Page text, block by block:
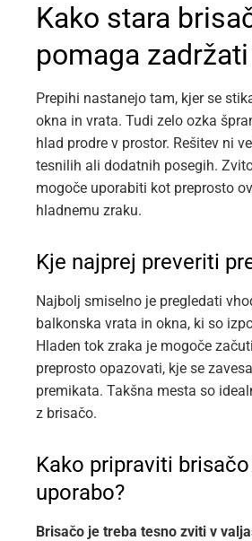
Kako stara
pomaga
Prepihi nastanejo tam, kjer se
okna in vrata. Tudi zelo ozka
hlad prodre v prostor. Rešitev ni
tesnilih ali dodatnih posegih.
mogoče uporabiti kot preprosto
hladnemu zraku.
Kje najprej preveriti
Najbolj smiselno je pregledati
balkonska vrata in okna, ki so
Hladen tok zraka je mogoče
preprosto opazovati, kje se
premikata. Takšna mesta so
z brisačo.
Kako pripraviti
uporabo?
Brisačo je treba tesno zviti v